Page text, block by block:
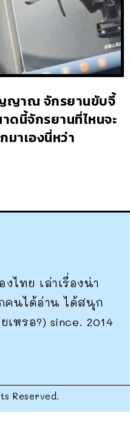
ญญาณ จักรยานขับจี้
ดนี้จักรยานที่ไหนจะ
าเองนี่หว่า
ไทย เล่าเรื่องน่า
คนได้อ่าน ได้สนุก
เหรอ?) since. 2014
Reserved.